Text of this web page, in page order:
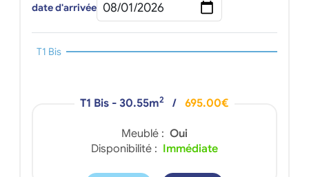
date d'arrivée
T1 Bis
T1 Bis - 30.55m2 / 695.00€
Meublé : Oui
Disponibilité : Immédiate